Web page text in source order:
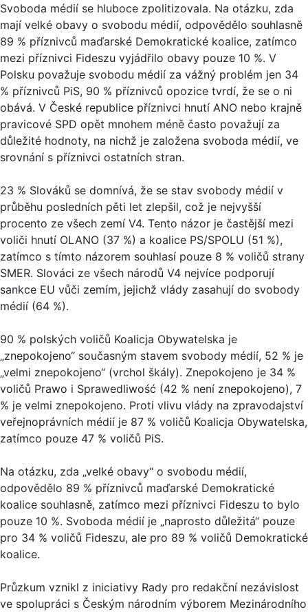
Svoboda médií se hluboce zpolitizovala. Na otázku, zda
mají velké obavy o svobodu médií, odpovědělo souhlasně
89 % příznivců maďarské Demokratické koalice, zatímco
mezi příznivci Fideszu vyjádřilo obavy pouze 10 %. V
Polsku považuje svobodu médií za vážný problém jen 34
% příznivců PiS, 90 % příznivců opozice tvrdí, že se o ni
obává. V České republice příznivci hnutí ANO nebo krajně
pravicové SPD opět mnohem méně často považují za
důležité hodnoty, na nichž je založena svoboda médií, ve
srovnání s příznivci ostatních stran.
23 % Slováků se domnívá, že se stav svobody médií v
průběhu posledních pěti let zlepšil, což je nejvyšší
procento ze všech zemí V4. Tento názor je častější mezi
voliči hnutí OLANO (37 %) a koalice PS/SPOLU (51 %),
zatímco s tímto názorem souhlasí pouze 8 % voličů strany
SMER. Slováci ze všech národů V4 nejvíce podporují
sankce EU vůči zemím, jejichž vlády zasahují do svobody
médií (64 %).
90 % polských voličů Koalicja Obywatelska je
„znepokojeno“ současným stavem svobody médií, 52 % je
„velmi znepokojeno“ (vrchol škály). Znepokojeno je 34 %
voličů Prawo i Sprawedliwość (42 % není znepokojeno), 7
% je velmi znepokojeno. Proti vlivu vlády na zpravodajství
veřejnoprávních médií je 87 % voličů Koalicja Obywatelska,
zatímco pouze 47 % voličů PiS.
Na otázku, zda „velké obavy“ o svobodu médií,
odpovědělo 89 % příznivců maďarské Demokratické
koalice souhlasně, zatímco mezi příznivci Fideszu to bylo
pouze 10 %. Svoboda médií je „naprosto důležitá“ pouze
pro 34 % voličů Fideszu, ale pro 89 % voličů Demokratické
koalice.
Průzkum vznikl z iniciativy Rady pro redakční nezávislost
ve spolupráci s Českým národním výborem Mezinárodního